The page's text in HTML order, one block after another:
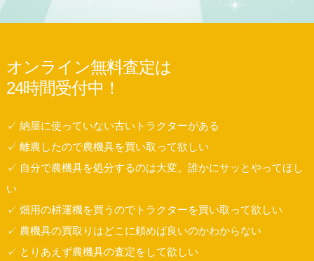
オンライン無料査定は
24時間受付中！
✓ 納屋に使っていない古いトラクターがある
✓ 離農したので農機具を買い取って欲しい
✓ 自分で農機具を処分するのは大変。誰かにサッとやってほし
い
✓ 畑用の耕運機を買うのでトラクターを買い取って欲しい
✓ 農機具の買取りはどこに頼めば良いのかわからない
✓ とりあえず農機具の査定をして欲しい